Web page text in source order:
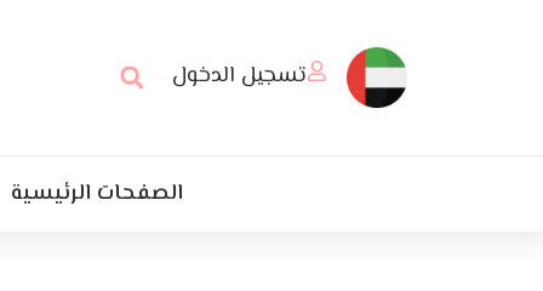
تسجيل الدخول
الصفحات الرئيسية